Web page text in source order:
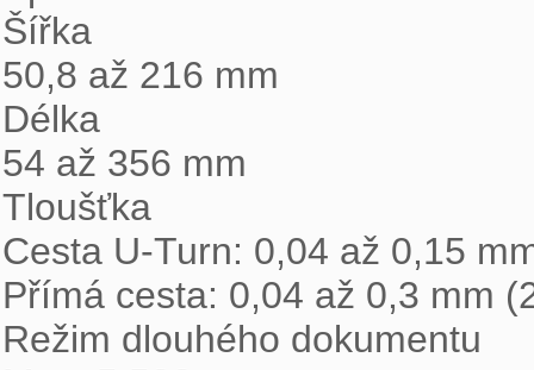
Šířka
50,8 až 216 mm
Délka
54 až 356 mm
Tloušťka
Cesta U-Turn: 0,04 až 0,15
Přímá cesta: 0,04 až 0,3 mm
Režim dlouhého dokumentu